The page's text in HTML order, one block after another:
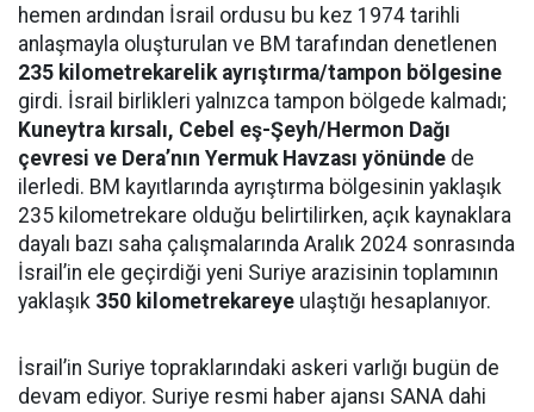
hemen ardından İsrail ordusu bu kez 1974 tarihli
anlaşmayla oluşturulan ve BM tarafından denetlenen
235 kilometrekarelik ayrıştırma/tampon bölgesine
girdi. İsrail birlikleri yalnızca tampon bölgede kalmadı;
Kuneytra kırsalı, Cebel eş-Şeyh/Hermon Dağı
çevresi ve Dera’nın Yermuk Havzası yönünde de
ilerledi. BM kayıtlarında ayrıştırma bölgesinin yaklaşık
235 kilometrekare olduğu belirtilirken, açık kaynaklara
dayalı bazı saha çalışmalarında Aralık 2024 sonrasında
İsrail’in ele geçirdiği yeni Suriye arazisinin toplamının
yaklaşık 350 kilometrekareye ulaştığı hesaplanıyor.
İsrail’in Suriye topraklarındaki askeri varlığı bugün de
devam ediyor. Suriye resmi haber ajansı SANA dahi